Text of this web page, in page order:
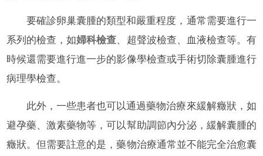
要確診卵巢囊腫的類型和嚴重程度，通常需要進行一
系列的檢查，如婦科檢查、超聲波檢查、血液檢查等。有
時候還需要進行進一步的影像學檢查或手術切除囊腫進行
病理學檢查。
此外，一些患者也可以通過藥物治療來緩解癥狀，如
避孕藥、激素藥物等，可以幫助調節內分泌，緩解囊腫的
癥狀。但需要註意的是，藥物治療通常並不能完全治愈囊